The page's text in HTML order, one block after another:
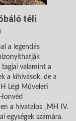
téli
a legendás
valamint a
a kihívások, de a
Légi Műveleti
a hivatalos „MH IV.
egységek számára.